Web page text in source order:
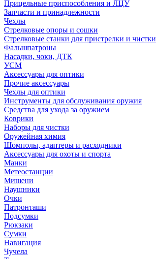
Прицельные приспособления и ЛЦУ
Запчасти и принадлежности
Чехлы
Стрелковые опоры и сошки
Стрелковые станки для пристрелки и чистки
Фальшпатроны
Насадки, чоки, ДТК
УСМ
Аксессуары для оптики
Прочие аксессуары
Чехлы для оптики
Инструменты для обслуживания оружия
Средства для ухода за оружием
Коврики
Наборы для чистки
Оружейная химия
Шомполы, адаптеры и расходники
Аксессуары для охоты и спорта
Манки
Метеостанции
Мишени
Наушники
Очки
Патронташи
Подсумки
Рюкзаки
Сумки
Навигация
Чучела